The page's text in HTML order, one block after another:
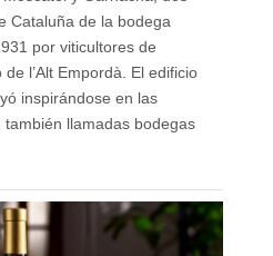
Cataluña de la bodega
por viticultores de
l’Alt Empordà. El edificio
inspirándose en las
también llamadas bodegas